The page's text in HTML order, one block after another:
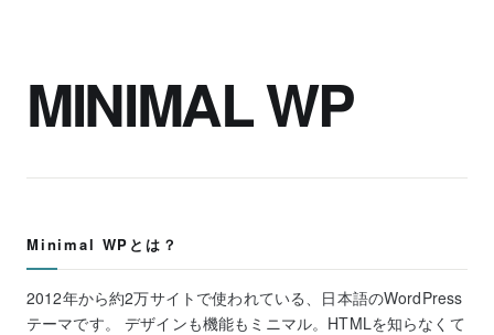
MINIMAL WP
Minimal WPとは？
2012年から約2万サイトで使われている、日本語のWordPress
テーマです。 デザインも機能もミニマル。HTMLを知らなくて